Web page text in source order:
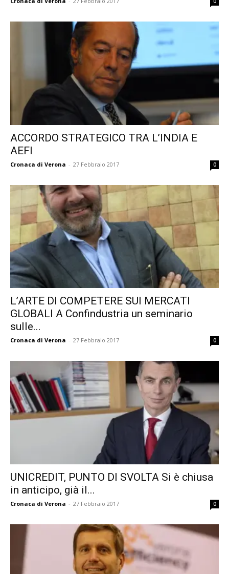
ACCORDO STRATEGICO TRA L’INDIA E
AEFI
Cronaca di Verona - 27 Febbraio 2017 0
L’ARTE DI COMPETERE SUI MERCATI
GLOBALI A Confindustria un seminario
sulle...
Cronaca di Verona - 27 Febbraio 2017 0
UNICREDIT, PUNTO DI SVOLTA Si è chiusa
in anticipo, già il...
Cronaca di Verona - 27 Febbraio 2017 0